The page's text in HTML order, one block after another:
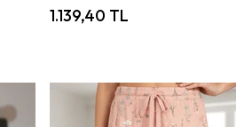
1.139,40 TL